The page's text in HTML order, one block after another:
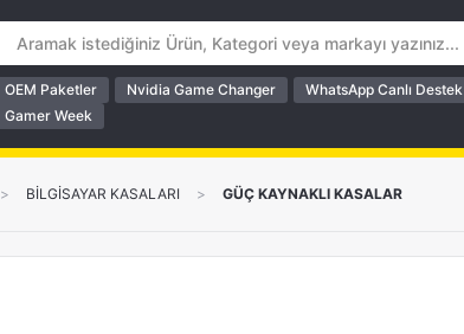
OEM Paketler Nvidia Game Changer WhatsApp Canlı Destek
Gamer Week
> BİLGİSAYAR KASALARI > GÜÇ KAYNAKLI KASALAR